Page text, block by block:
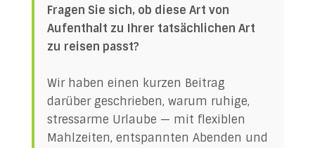
Fragen Sie sich, ob diese Art von
Aufenthalt zu Ihrer tatsächlichen Art
zu reisen passt?
Wir haben einen kurzen Beitrag
darüber geschrieben, warum ruhige,
stressarme Urlaube — mit flexiblen
Mahlzeiten, entspannten Abenden und